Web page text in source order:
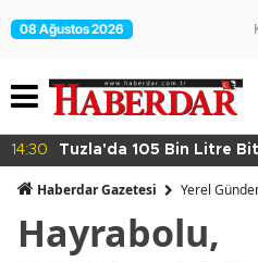
08 Ağustos 2026
14:30 Tuzla'da 105 Bin Litre
Haberdar Gazetesi Yerel
Hayrabolu,